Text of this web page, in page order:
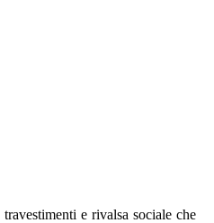
e rivalsa sociale che